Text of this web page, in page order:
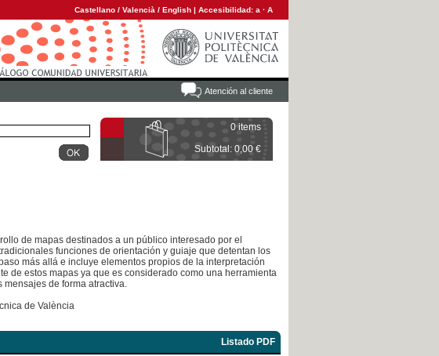
Castellano / Valencià / English | Accesibilidad: a · A
Atención al cliente
0 items
Subtotal: 0,00 €
de mapas destinados a un público interesado por el
funciones de orientación y guiaje que detentan los
más allá e incluye elementos propios de la interpretación
de estos mapas ya que es considerado como una herramienta
de forma atractiva.
de València
Listado PDF